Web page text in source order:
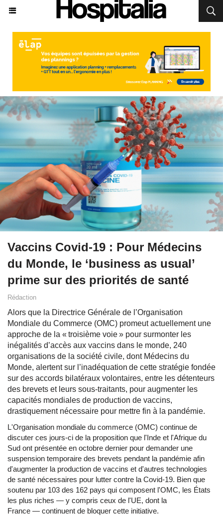
Vaccins Covid-19 : Pour Médecins
du Monde, le ‘business as usual’
prime sur des priorités de santé
Rédaction
Alors que la Directrice Générale de l’Organisation
Mondiale du Commerce (OMC) promeut actuellement une
approche de la « troisième voie » pour surmonter les
inégalités d’accès aux vaccins dans le monde, 240
organisations de la société civile, dont Médecins du
Monde, alertent sur l’inadéquation de cette stratégie fondée
sur des accords bilatéraux volontaires, entre les détenteurs
des brevets et leurs sous-traitants, pour augmenter les
capacités mondiales de production de vaccins,
drastiquement nécessaire pour mettre fin à la pandémie.
L'Organisation mondiale du commerce (OMC) continue de
discuter ces jours-ci de la proposition que l'Inde et l'Afrique du
Sud ont présentée en octobre dernier pour demander une
suspension temporaire des brevets pendant la pandémie afin
d'augmenter la production de vaccins et d'autres technologies
de santé nécessaires pour lutter contre la Covid-19. Bien que
soutenu par 103 des 162 pays qui composent l'OMC, les États
les plus riches — y compris ceux de l'UE, dont la
France — continuent de bloquer cette initiative.